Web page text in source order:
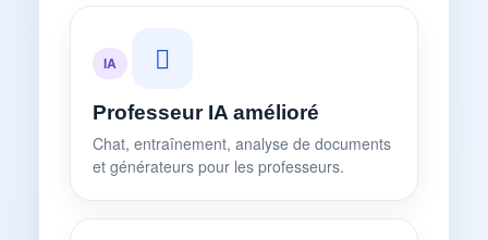
IA
Professeur IA amélioré
Chat, entraînement, analyse de documents
et générateurs pour les professeurs.